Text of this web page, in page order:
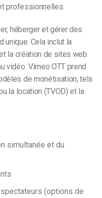
professionnelles.
héberger et gérer des
unique. Cela inclut la
la création de sites web
vidéo. Vimeo OTT prend
de monétisation, tels
la location (TVOD) et la
simultanée et du
(options de